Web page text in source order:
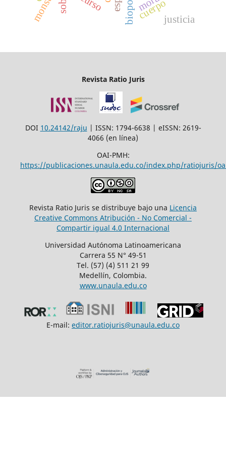
cuerpojusticia
Revista Ratio Juris
DOI 10.24142/raju | ISSN: 1794-6638 | eISSN: 2619-
4066 (en línea)
OAI-PMH:
https://publicaciones.unaula.edu.co/index.php/ratiojuris/
Revista Ratio Juris se distribuye bajo una Licencia
Creative Commons Atribución - No Comercial -
Compartir igual 4.0 Internacional
Universidad Autónoma Latinoamericana
Carrera 55 N° 49-51
Tel. (57) (4) 511 21 99
Medellín, Colombia.
www.unaula.edu.co
E-mail: editor.ratiojuris@unaula.edu.co